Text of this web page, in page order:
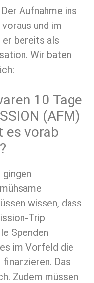
Aufnahme ins
und im
bereits als
Wir baten
10 Tage
(AFM)
es vorab
wissen, dass
Trip
Spenden
im Vorfeld die
Das
Zudem müssen